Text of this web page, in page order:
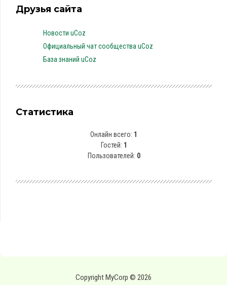
Друзья сайта
Новости uCoz
Официальный чат сообщества uCoz
База знаний uCoz
Статистика
Онлайн всего: 1
Гостей: 1
Пользователей: 0
Copyright MyCorp © 2026